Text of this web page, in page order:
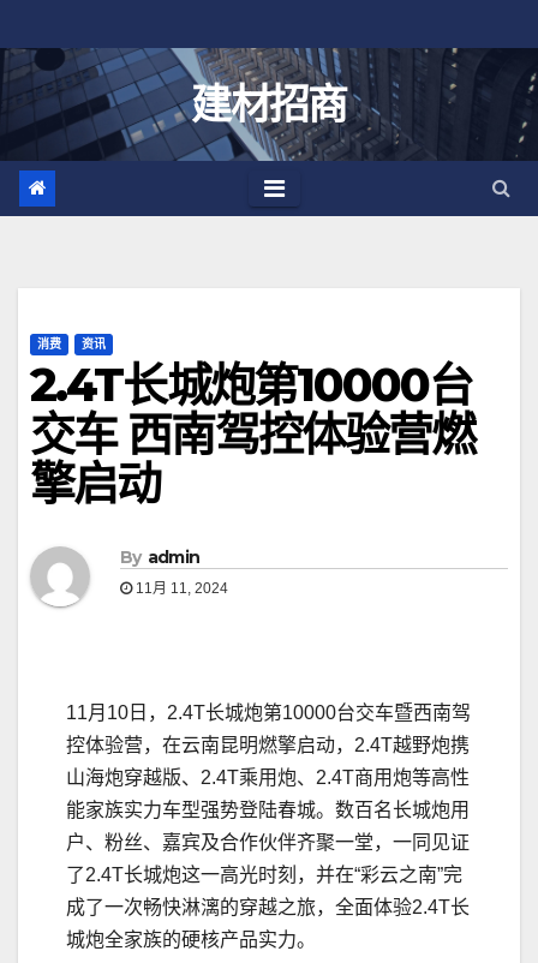
至
建材招商
消费 资讯
2.4T长城炮第10000台
交车 西南驾控体验营燃
擎启动
By admin
11月 11, 2024
11月10日，2.4T长城炮第10000台交车暨西南驾
控体验营，在云南昆明燃擎启动，2.4T越野炮携
山海炮穿越版、2.4T乘用炮、2.4T商用炮等高性
能家族实力车型强势登陆春城。数百名长城炮用
户、粉丝、嘉宾及合作伙伴齐聚一堂，一同见证
了2.4T长城炮这一高光时刻，并在“彩云之南”完
成了一次畅快淋漓的穿越之旅，全面体验2.4T长
城炮全家族的硬核产品实力。